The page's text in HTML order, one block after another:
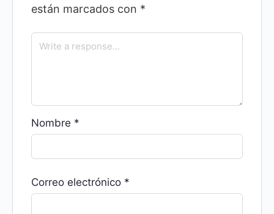
están marcados con *
Nombre *
Correo electrónico *